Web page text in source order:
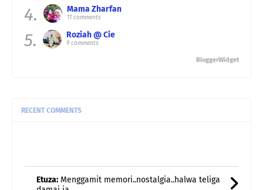
4. Mama Zharfan
11 comments
5. Roziah @ Cie
9 comments
BloggerWidget
RECENT COMMENTS
Rawiwa:Lagu Season In The Son tu akak
sukaaaaa🥰🤗